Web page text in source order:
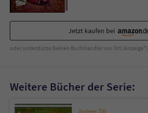
Jetzt kaufen bei
oder unterstütze Deinen Buchhändler vor Ort (Anzeige*)
Weitere Bücher der Serie: